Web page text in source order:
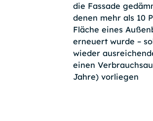
die Fassade
denen mehr als 10
Fläche eines
erneuert wurde –
wieder
einen
Jahre) vorliegen